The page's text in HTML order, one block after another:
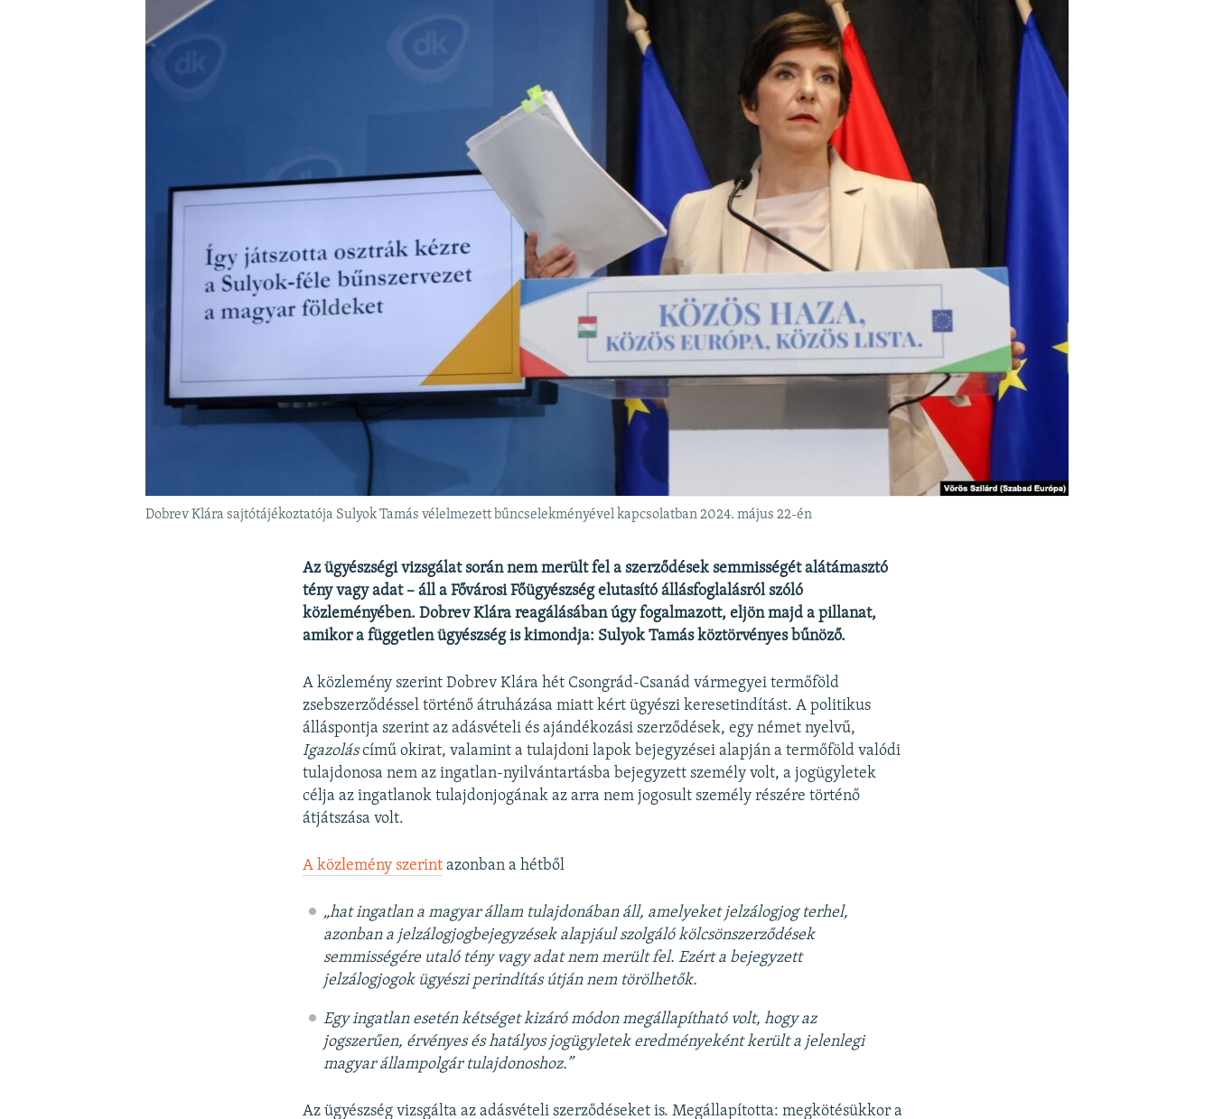
Dobrev Klára sajtótájékoztatója Sulyok Tamás vélelmezett bűncselekményével kapcsolatban 2024. május 22-én
Az ügyészségi vizsgálat során nem merült fel a szerződések semmisségét alátámasztó
tény vagy adat – áll a Fővárosi Főügyészség elutasító állásfoglalásról szóló
közleményében. Dobrev Klára reagálásában úgy fogalmazott, eljön majd a pillanat,
amikor a független ügyészség is kimondja: Sulyok Tamás köztörvényes bűnöző.
A közlemény szerint Dobrev Klára hét Csongrád-Csanád vármegyei termőföld
zsebszerződéssel történő átruházása miatt kért ügyészi keresetindítást. A politikus
álláspontja szerint az adásvételi és ajándékozási szerződések, egy német nyelvű,
Igazoláscímű okirat, valamint a tulajdoni lapok bejegyzései alapján a termőföld valódi
tulajdonosa nem az ingatlan-nyilvántartásba bejegyzett személy volt, a jogügyletek
célja az ingatlanok tulajdonjogának az arra nem jogosult személy részére történő
átjátszása volt.
A közlemény szerint azonban a hétből
„hat ingatlan a magyar állam tulajdonában áll, amelyeket jelzálogjog terhel,
azonban a jelzálogjogbejegyzések alapjául szolgáló kölcsönszerződések
semmisségére utaló tény vagy adat nem merült fel. Ezért a bejegyzett
jelzálogjogok ügyészi perindítás útján nem törölhetők.
Egy ingatlan esetén kétséget kizáró módon megállapítható volt, hogy az
jogszerűen, érvényes és hatályos jogügyletek eredményeként került a jelenlegi
magyar állampolgár tulajdonoshoz.”
Az ügyészség vizsgálta az adásvételi szerződéseket is. Megállapította: megkötésükkor a